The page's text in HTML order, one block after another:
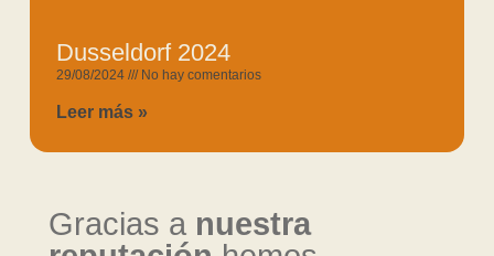
Dusseldorf 2024
29/08/2024 No hay comentarios
Leer más »
Gracias a nuestra